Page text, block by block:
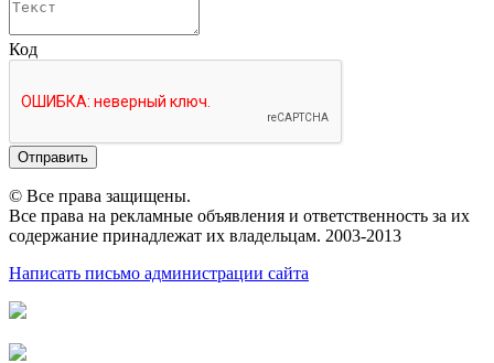
Код
Отправить
© Все права защищены.
Все права на рекламные объявления и ответственность за их
содержание принадлежат их владельцам. 2003-2013
Написать письмо администрации сайта